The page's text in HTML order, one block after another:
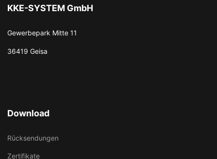
KKE-SYSTEM GmbH
Gewerbepark Mitte 11
36419 Geisa
Download
Rücksendungen
Zertifikate